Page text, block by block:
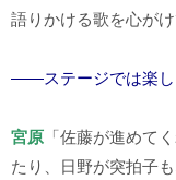
語りかける歌を心がけ
――ステージでは楽し
宮原 「佐藤が進めて
たり、日野が突拍子